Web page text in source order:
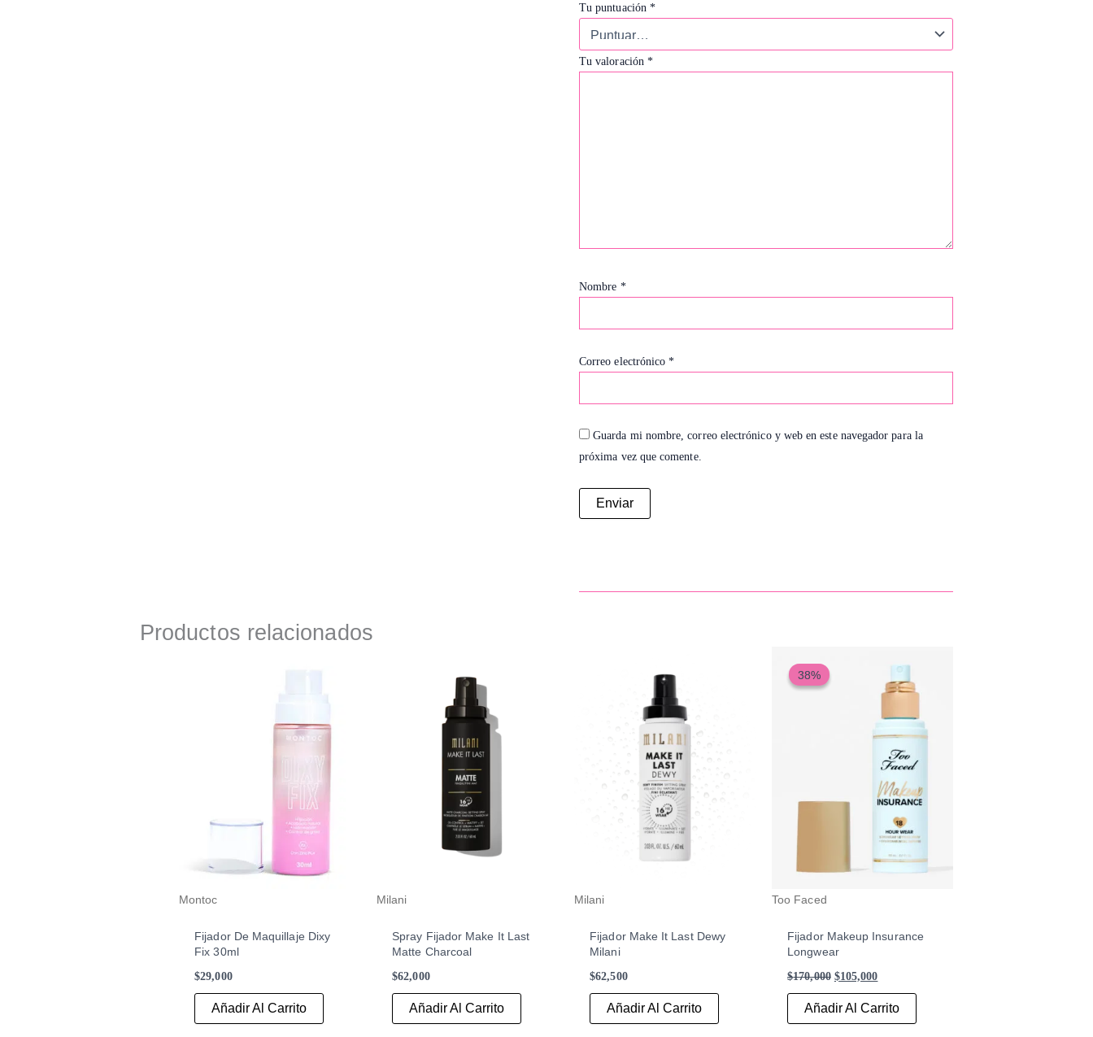
Tu puntuación *
Tu valoración *
Nombre *
Correo electrónico*
Guarda mi nombre, correo electrónico y web en este navegador para la
próxima vez que comente.
Productos relacionados
Montoc
Fijador De Maquillaje Dixy
Fix 30ml
$29,000
Añadir Al Carrito
Milani
Spray Fijador Make It Last
Matte Charcoal
$62,000
Añadir Al Carrito
Milani
Fijador Make It Last Dewy
Milani
$62,500
Añadir Al Carrito
38%
Too Faced
38%
Fijador Makeup Insurance
Longwear
$170,000 $105,000
precio
actual
es:
Añadir Al Carrito